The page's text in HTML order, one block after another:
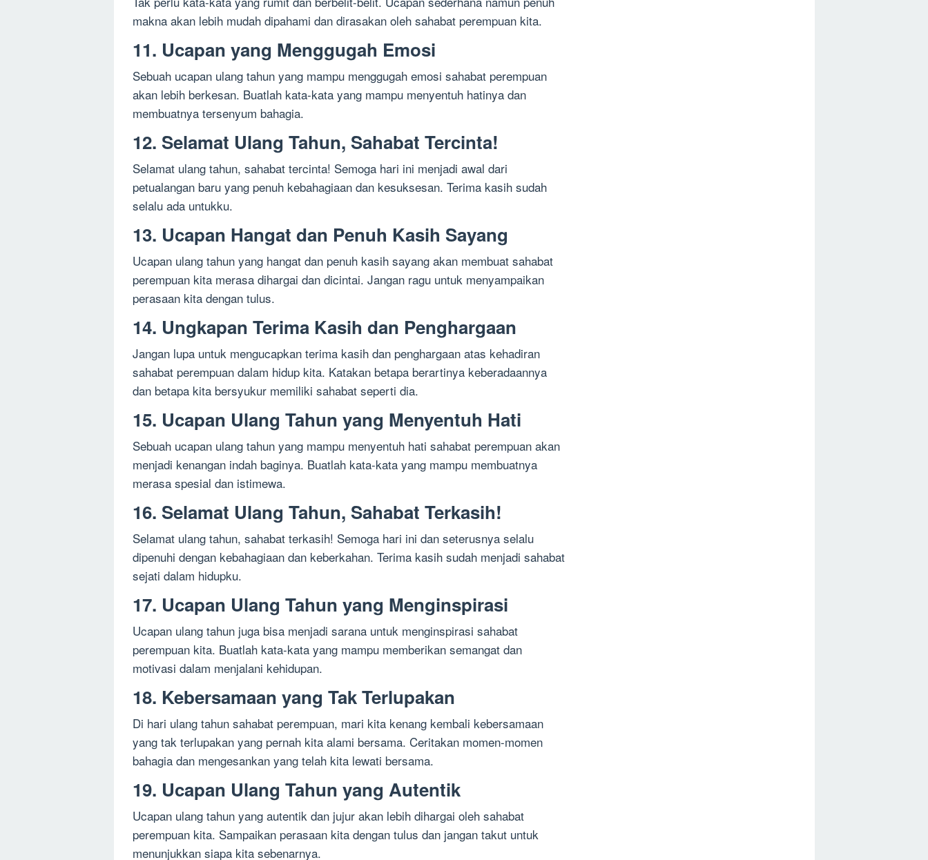
makna akan lebih mudah dipahami dan dirasakan oleh sahabat perempuan kita.
11. Ucapan yang Menggugah Emosi
Sebuah ucapan ulang tahun yang mampu menggugah emosi sahabat perempuan
akan lebih berkesan. Buatlah kata-kata yang mampu menyentuh hatinya dan
membuatnya tersenyum bahagia.
12. Selamat Ulang Tahun, Sahabat Tercinta!
Selamat ulang tahun, sahabat tercinta! Semoga hari ini menjadi awal dari
petualangan baru yang penuh kebahagiaan dan kesuksesan. Terima kasih sudah
selalu ada untukku.
13. Ucapan Hangat dan Penuh Kasih Sayang
Ucapan ulang tahun yang hangat dan penuh kasih sayang akan membuat sahabat
perempuan kita merasa dihargai dan dicintai. Jangan ragu untuk menyampaikan
perasaan kita dengan tulus.
14. Ungkapan Terima Kasih dan Penghargaan
Jangan lupa untuk mengucapkan terima kasih dan penghargaan atas kehadiran
sahabat perempuan dalam hidup kita. Katakan betapa berartinya keberadaannya
dan betapa kita bersyukur memiliki sahabat seperti dia.
15. Ucapan Ulang Tahun yang Menyentuh Hati
Sebuah ucapan ulang tahun yang mampu menyentuh hati sahabat perempuan akan
menjadi kenangan indah baginya. Buatlah kata-kata yang mampu membuatnya
merasa spesial dan istimewa.
16. Selamat Ulang Tahun, Sahabat Terkasih!
Selamat ulang tahun, sahabat terkasih! Semoga hari ini dan seterusnya selalu
dipenuhi dengan kebahagiaan dan keberkahan. Terima kasih sudah menjadi sahabat
sejati dalam hidupku.
17. Ucapan Ulang Tahun yang Menginspirasi
Ucapan ulang tahun juga bisa menjadi sarana untuk menginspirasi sahabat
perempuan kita. Buatlah kata-kata yang mampu memberikan semangat dan
motivasi dalam menjalani kehidupan.
18. Kebersamaan yang Tak Terlupakan
Di hari ulang tahun sahabat perempuan, mari kita kenang kembali kebersamaan
yang tak terlupakan yang pernah kita alami bersama. Ceritakan momen-momen
bahagia dan mengesankan yang telah kita lewati bersama.
19. Ucapan Ulang Tahun yang Autentik
Ucapan ulang tahun yang autentik dan jujur akan lebih dihargai oleh sahabat
perempuan kita. Sampaikan perasaan kita dengan tulus dan jangan takut untuk
menunjukkan siapa kita sebenarnya.